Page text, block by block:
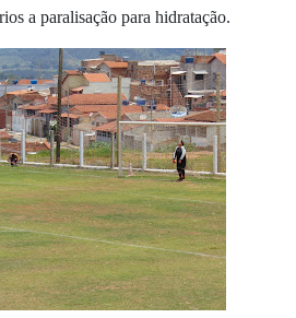
a paralisação para hidratação.